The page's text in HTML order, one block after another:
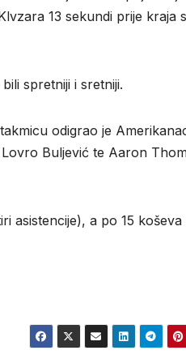
13 sekundi prije kraja
spretniji i sretniji.
odigrao je
Buljević te Aaron
asistencije), a po 15 koševa